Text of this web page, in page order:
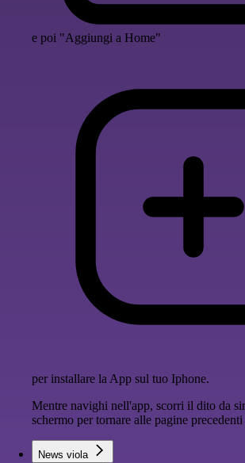
e poi "Aggiungi a Home"
per installare la App sul tuo Iphone.
Mentre navighi nell'app, scorri il dito da
schermo per tornare alle pagine precedenti
News viola